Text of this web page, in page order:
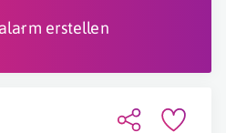
erstellen